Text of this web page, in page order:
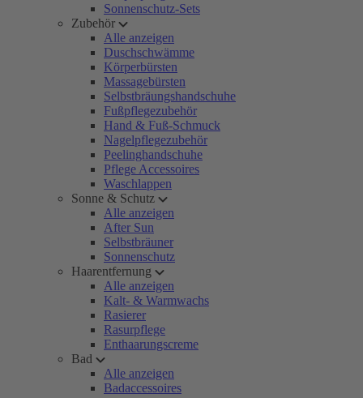
Sonnenschutz-Sets
Zubehör
Alle anzeigen
Duschschwämme
Körperbürsten
Massagebürsten
Selbstbräungshandschuhe
Fußpflegezubehör
Hand & Fuß-Schmuck
Nagelpflegezubehör
Peelinghandschuhe
Pflege Accessoires
Waschlappen
Sonne & Schutz
Alle anzeigen
After Sun
Selbstbräuner
Sonnenschutz
Haarentfernung
Alle anzeigen
Kalt- & Warmwachs
Rasierer
Rasurpflege
Enthaarungscreme
Bad
Alle anzeigen
Badaccessoires